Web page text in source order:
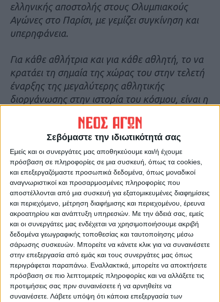
Σεβόμαστε την ιδιωτικότητά σας
Εμείς και οι συνεργάτες μας αποθηκεύουμε και/ή έχουμε
πρόσβαση σε πληροφορίες σε μια συσκευή, όπως τα cookies,
και επεξεργαζόμαστε προσωπικά δεδομένα, όπως μοναδικοί
αναγνωριστικοί και προσαρμοσμένες πληροφορίες που
αποστέλλονται από μια συσκευή για εξατομικευμένες διαφημίσεις
και περιεχόμενο, μέτρηση διαφήμισης και περιεχομένου, έρευνα
ακροατηρίου και ανάπτυξη υπηρεσιών. Με την άδειά σας, εμείς
και οι συνεργάτες μας ενδέχεται να χρησιμοποιήσουμε ακριβή
δεδομένα γεωγραφικής τοποθεσίας και ταυτοποίησης μέσω
σάρωσης συσκευών. Μπορείτε να κάνετε κλικ για να συναινέσετε
στην επεξεργασία από εμάς και τους συνεργάτες μας όπως
περιγράφεται παραπάνω. Εναλλακτικά, μπορείτε να αποκτήσετε
πρόσβαση σε πιο λεπτομερείς πληροφορίες και να αλλάξετε τις
προτιμήσεις σας πριν συναινέσετε ή να αρνηθείτε να
συναινέσετε. Λάβετε υπόψη ότι κάποια επεξεργασία των
ελληνικής αποστολής στους Ολυμπιακούς
Αγώνες στο Παρίσι, με γεμίζει συγκίνηση και
υπερηφάνεια.
Για κάθε αθλήτρια και για κάθε αθλητή, το να
κρατάει τη σημαία της χώρας του στην τελετή
έναρξης της μεγαλύτερης αθλητικής
διοργάνωσης στην ιστορία του κόσμου, είναι η
Τέτοιες στιγμές τα όνειρα, οι προσδοκίες, οι
κόποι και οι αγώνες μιας ζωής ολόκληρης
αφιερωμένης στον Αθλητισμό περνούν
αστραπιαία από το μυαλό, αλλά αμέσως οι
ανάγκες της προετοιμασίας σε προσγειώνουν
στις απαιτήσεις των ημερών που έρχονται.
Στο Παρίσι, όλα τα παιδιά της ελληνικής
Ολυμπιακής αποστολής, θα κάνουμε ό,τι
περισσότερο μπορούμε, ώστε για ακόμα μία
φορά να σηκώσουμε ψηλά τα ελληνικά
χρώματα”.